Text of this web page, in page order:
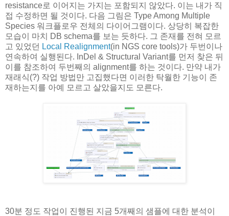
resistance로 이어지는 가지는 포함되지 않았다. 이는 내가 직
접 수정하면 될 것이다. 다음 그림은 Type Among Multiple
Species 워크플로우 전체의 다이어그램이다. 상당히 복잡한
모습이 마치 DB schema를 보는 듯하다. 그 존재를 전혀 모르
고 있었던 Local Realignment(in NGS core tools)가 두번이나
연속하여 실행된다. InDel & Structural Variant를 먼저 찾은 뒤
이를 참조하여 두번째의 alignment를 하는 것이다. 만약 내가
재래식(?) 작업 방법만 고집했다면 이러한 탁월한 기능이 존
재하는지를 아예 모르고 살았을지도 모른다.
30분 정도 작업이 진행된 지금 5개째의 샘플에 대한 분석이